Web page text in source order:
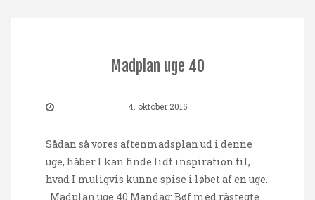
Madplan uge 40
4. oktober 2015
Sådan så vores aftenmadsplan ud i denne
uge, håber I kan finde lidt inspiration til,
hvad I muligvis kunne spise i løbet af en uge.
Madplan uge 40 Mandag: Bøf med råstegte